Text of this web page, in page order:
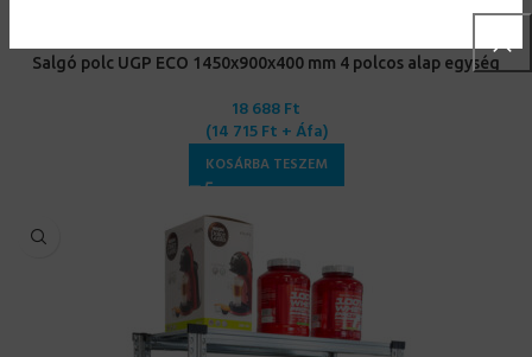
Salgó polc UGP ECO 1450x900x400 mm 4 polcos alap egység
18 688Ft
(14 715Ft + Áfa)
KOSÁRBA TESZEM